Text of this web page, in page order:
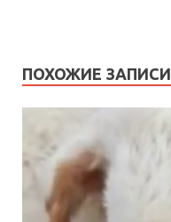
ПОХОЖИЕ ЗАПИСИ